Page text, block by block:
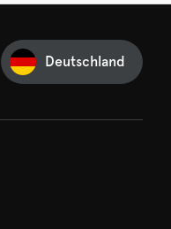
Deutschland